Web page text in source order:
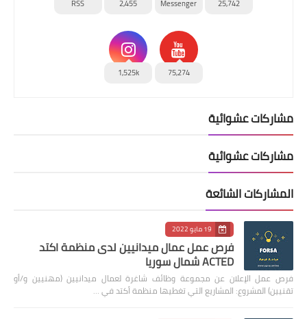
25,742
Messenger
2,455
RSS
75,274
1,525k
مشاركات عشوائية
مشاركات عشوائية
المشاركات الشائعة
19 مايو 2022
فرص عمل عمال ميدانيين لدى منظمة اكتد
ACTED شمال سوريا
فرص عمل الإعلان عن مجموعة وظائف شاغرة لعمال ميدانيين (مهنيين و/أو
تقنيين) المشروع: المشاريع التي تغطيها منظمة أكتد في …